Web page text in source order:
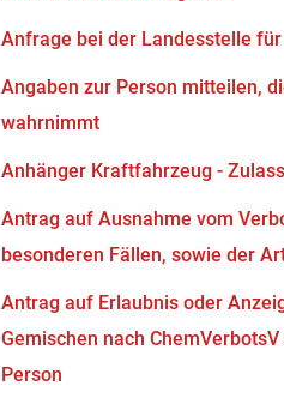
Anfrage bei der Landesstelle
Angaben zur Person mitteilen,
wahrnimmt
Anhänger Kraftfahrzeug -
Antrag auf Ausnahme vom
besonderen Fällen, sowie der
Antrag auf Erlaubnis oder
Gemischen nach
Person